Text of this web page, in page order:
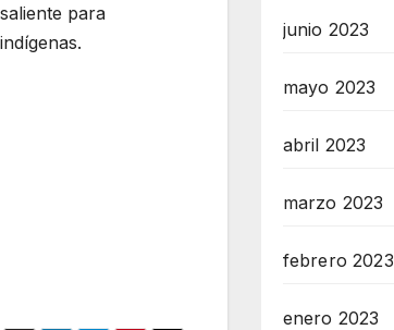
para
junio 2023
mayo 2023
abril 2023
marzo 2023
febrero 2023
enero 2023